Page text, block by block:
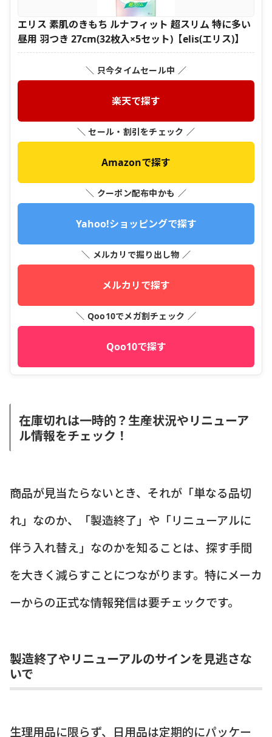
エリス 素肌のきもち ルナフィット 超スリム 特に多い
昼用 羽つき 27cm(32枚入×5セット)【elis(エリス)】
＼ 只今タイムセール中 ／
楽天で探す
＼ セール・割引をチェック ／
Amazonで探す
＼ クーポン配布中かも ／
Yahoo!ショッピングで探す
＼ メルカリで掘り出し物 ／
メルカリで探す
＼ Qoo10でメガ割チェック ／
Qoo10で探す
在庫切れは一時的？生産状況やリニューア
ル情報をチェック！
商品が見当たらないとき、それが「単なる品切
れ」なのか、「製造終了」や「リニューアルに
伴う入れ替え」なのかを知ることは、探す手間
を大きく減らすことにつながります。特にメーカ
ーからの正式な情報発信は要チェックです。
製造終了やリニューアルのサインを見逃さな
いで
生理用品に限らず、日用品は定期的にパッケー